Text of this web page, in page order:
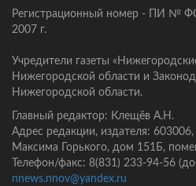
Регистрационный номер - ПИ №
2007 г.
Учредители газеты
Нижегородской области и
Нижегородской области.
Главный редактор: Клещёв А.Н.
Адрес редакции, издателя:
Максима Горького, дом 151Б,
Телефон/факс: 8(831) 233-94-56
nnews.nnov@yandex.ru